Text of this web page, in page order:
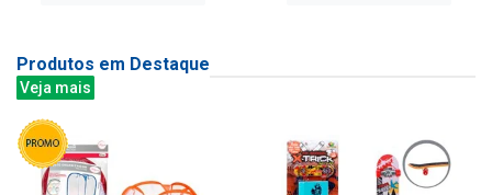
Produtos em Destaque
Veja mais